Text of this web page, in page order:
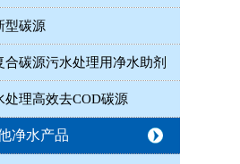
型碳源
合碳源污水处理用净水助剂
处理高效去COD碳源
净水产品